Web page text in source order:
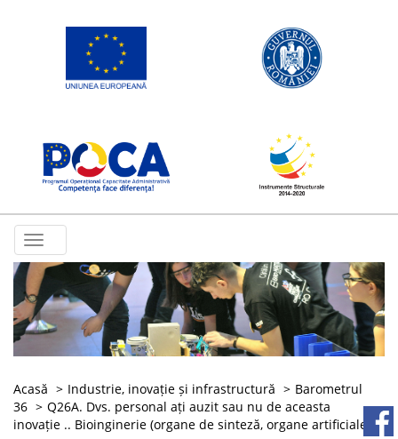
Toggle
navigation
Acasă Industrie, inovație și infrastructură
Barometrul
36
Q26A. Dvs. personal ați auzit sau nu de aceasta
inovație .. Bioinginerie (organe de sinteză, organe artificiale)